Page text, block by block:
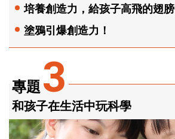
專題3
和孩子在生活中玩科學
培養創造力，給孩子高飛的翅膀
塗鴉引爆創造力！